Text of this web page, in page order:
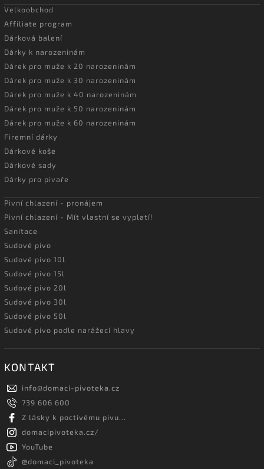
Velkoobchod
Affiliate program
Dárková balení
Dárky k narozeninám
Dárek pro muže k 20 narozeninám
Dárek pro muže k 30 narozeninám
Dárek pro muže k 40 narozeninám
Dárek pro muže k 50 narozeninám
Dárek pro muže k 60 narozeninám
Firemní dárky
Dárkové koše
Dárkové sady
Dárky pro pivaře
Pivní chlazení - pronájem
Pivní chlazení - Mít vlastní se vyplatí!
Sanitace
Sudové pivo
Sudové pivo 10l
Sudové pivo 15l
Sudové pivo 20l
Sudové pivo 30l
Sudové pivo 50l
Sudové pivo podle narážecí hlavy
KONTAKT
info@domaci-pivoteka.cz
739 606 600
Z lásky k poctivému pivu...
domacipivoteka.cz/
YouTube
@domaci_pivoteka